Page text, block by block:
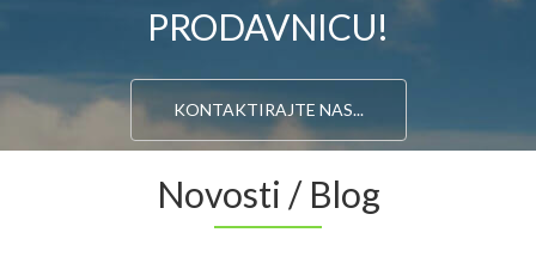
PRODAVNICU!
KONTAKTIRAJTE NAS...
Novosti / Blog